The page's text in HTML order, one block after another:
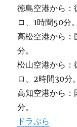
徳島空港から：
ロ、1時間50分。
高松空港から
分。
松山空港から：
ロ、2時間30分。
高知空港から
分。
ドラぷら